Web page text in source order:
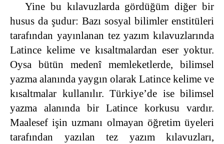
Yine bu kılavuzlarda gördüğüm diğer bir
husus da şudur: Bazı sosyal bilimler enstitüleri
tarafından yayınlanan tez yazım kılavuzlarında
Latince kelime ve kısaltmalardan eser yoktur.
Oysa bütün medenî memleketlerde, bilimsel
yazma alanında yaygın olarak Latince kelime ve
kısaltmalar kullanılır. Türkiye’de ise bilimsel
yazma alanında bir Latince korkusu vardır.
Maalesef işin uzmanı olmayan öğretim üyeleri
tarafından yazılan tez yazım kılavuzları,